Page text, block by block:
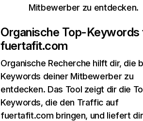
Mitbewerber zu entdecken.
Organische Top-Keywords
fuertafit.com
Organische Recherche hilft dir, die
Keywords deiner Mitbewerber zu
entdecken. Das Tool zeigt dir die
Keywords, die den Traffic auf
fuertafit.com bringen, und liefert